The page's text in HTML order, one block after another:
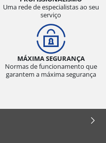
Uma rede de especialistas ao seu
serviço
MÁXIMA SEGURANÇA
Normas de funcionamento que
garantem a máxima segurança